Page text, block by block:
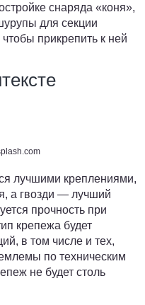
снаряда «коня»,
для секции
прикрепить к ней
лучшими креплениями,
а гвозди — лучший
прочность при
крепежа будет
в том числе и тех,
по техническим
не будет столь